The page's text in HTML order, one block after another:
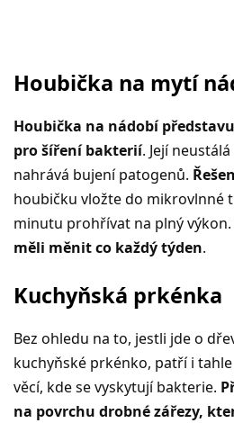
Houbička na mytí
Houbička na nádobí
pro šíření bakterií. Její
nahrává bujení patogenů.
houbičku vložte do mikrovlnné
minutu prohřívat na plný výkon.
měli měnit co každý týden.
Kuchyňská prkénka
Bez ohledu na to, jestli jde o
kuchyňské prkénko, patří i
věcí, kde se vyskytují bakterie.
na povrchu drobné zářezy,